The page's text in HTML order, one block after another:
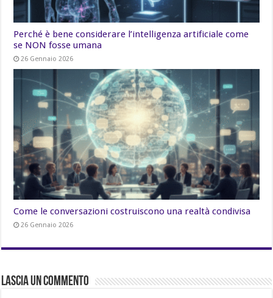
Perché è bene considerare l’intelligenza artificiale come
se NON fosse umana
26 Gennaio 2026
Come le conversazioni costruiscono una realtà condivisa
26 Gennaio 2026
Lascia un commento